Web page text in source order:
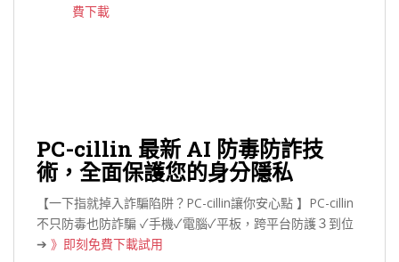
費下載
PC-cillin 最新 AI 防毒防詐技
術，全面保護您的身分隱私
【一下指就掉入詐騙陷阱？PC-cillin讓你安心點 】PC-cillin
不只防毒也防詐騙 ✓手機✓電腦✓平板，跨平台防護３到位
➔ 》即刻免費下載試用